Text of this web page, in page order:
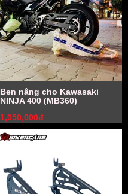
Ben nâng cho Kawasaki
NINJA 400 (MB360)
1,050,000đ